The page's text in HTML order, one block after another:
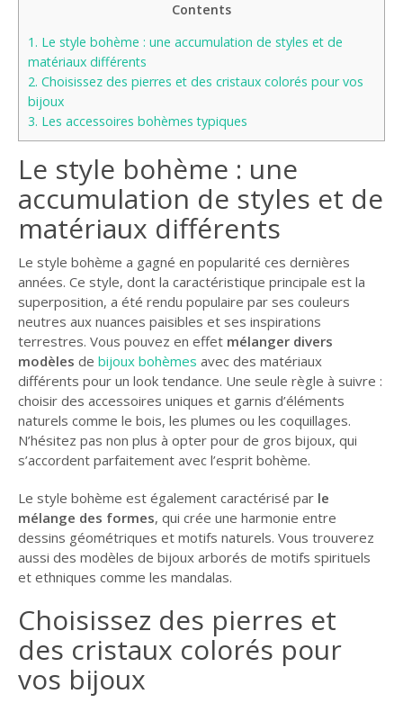
Contents
1. Le style bohème : une accumulation de styles et de
matériaux différents
2. Choisissez des pierres et des cristaux colorés pour vos
bijoux
3. Les accessoires bohèmes typiques
Le style bohème : une
accumulation de styles et de
matériaux différents
Le style bohème a gagné en popularité ces dernières
années. Ce style, dont la caractéristique principale est la
superposition, a été rendu populaire par ses couleurs
neutres aux nuances paisibles et ses inspirations
terrestres. Vous pouvez en effet mélanger divers
modèles de bijoux bohèmes avec des matériaux
différents pour un look tendance. Une seule règle à suivre :
choisir des accessoires uniques et garnis d’éléments
naturels comme le bois, les plumes ou les coquillages.
N’hésitez pas non plus à opter pour de gros bijoux, qui
s’accordent parfaitement avec l’esprit bohème.
Le style bohème est également caractérisé par le
mélange des formes, qui crée une harmonie entre
dessins géométriques et motifs naturels. Vous trouverez
aussi des modèles de bijoux arborés de motifs spirituels
et ethniques comme les mandalas.
Choisissez des pierres et
des cristaux colorés pour
vos bijoux